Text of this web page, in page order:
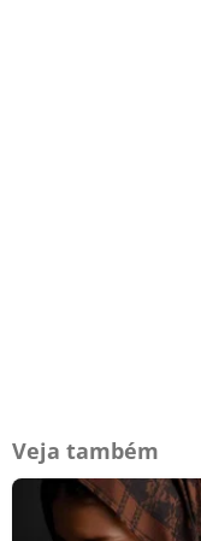
Veja também